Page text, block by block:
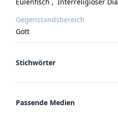
Gegenstandsbereich
Gott
Stichwörter
Passende Medien